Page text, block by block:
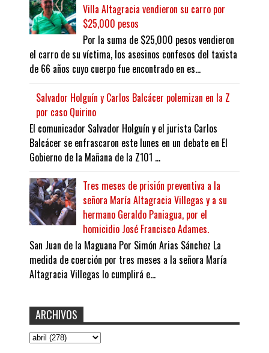
Villa Altagracia vendieron su carro por
$25,000 pesos
Por la suma de $25,000 pesos vendieron
el carro de su víctima, los asesinos confesos del taxista
de 66 años cuyo cuerpo fue encontrado en es...
Salvador Holguín y Carlos Balcácer polemizan en la Z
por caso Quirino
El comunicador Salvador Holguín y el jurista Carlos
Balcácer se enfrascaron este lunes en un debate en El
Gobierno de la Mañana de la Z101 ...
Tres meses de prisión preventiva a la
señora María Altagracia Villegas y a su
hermano Geraldo Paniagua, por el
homicidio José Francisco Adames.
San Juan de la Maguana Por Simón Arias Sánchez La
medida de coerción por tres meses a la señora María
Altagracia Villegas lo cumplirá e...
ARCHIVOS